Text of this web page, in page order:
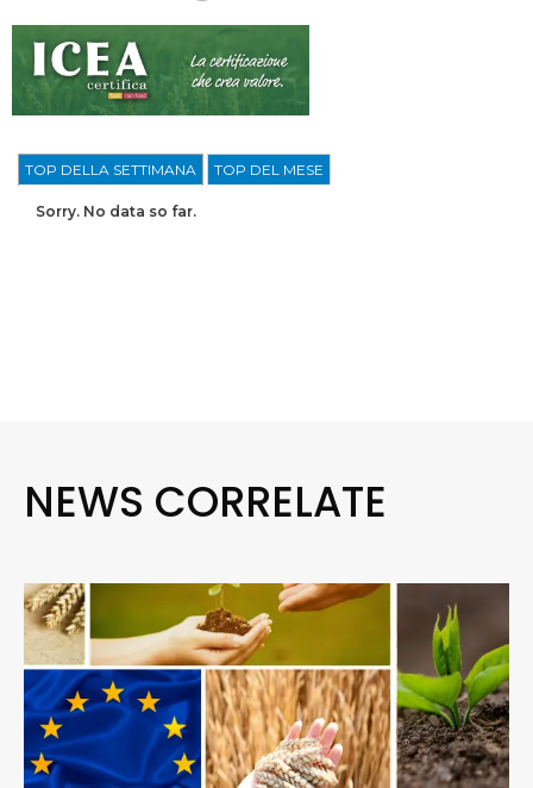
TOP DELLA SETTIMANA TOP DEL MESE
Sorry. No data so far.
NEWS CORRELATE